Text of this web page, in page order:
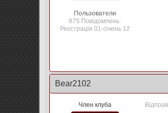
Пользователи
875 Повідомлень:
Реєстрація 01-січень 12
Bear2102
Член клуба